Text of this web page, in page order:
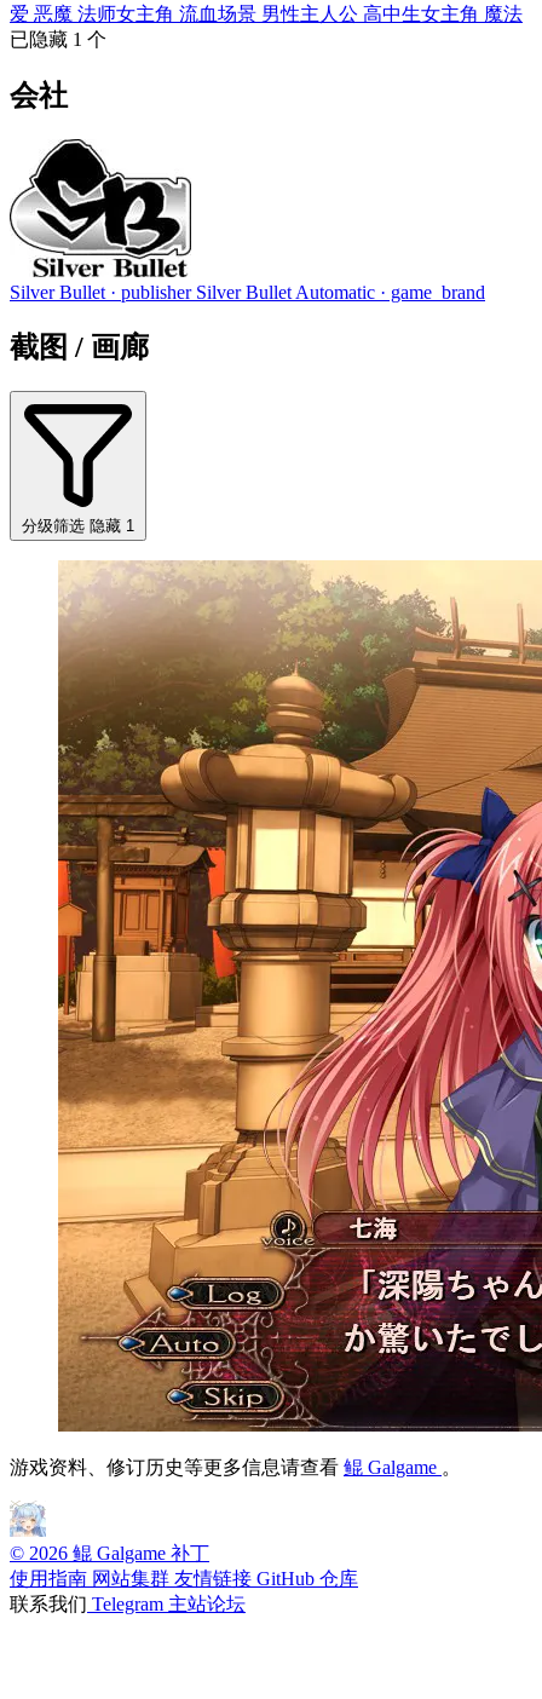
爱 恶魔 法师女主角 流血场景 男性主人公 高中生女主角 魔法
已隐藏 1 个
会社
Silver Bullet · publisherSilver Bullet Automatic · game_brand
截图 / 画廊
分级筛选 隐藏 1
游戏资料、修订历史等更多信息请查看 鲲 Galgame 。
© 2026 鲲 Galgame 补丁
使用指南 网站集群 友情链接 GitHub 仓库
联系我们 Telegram 主站论坛